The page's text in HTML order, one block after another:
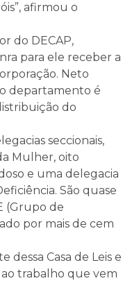
afirmou o
do DECAP,
para ele receber a
Neto
departamento é
do
seccionais,
Mulher, oito
e uma delegacia
São quase
(Grupo de
por mais de cem
dessa Casa de Leis e
trabalho que vem